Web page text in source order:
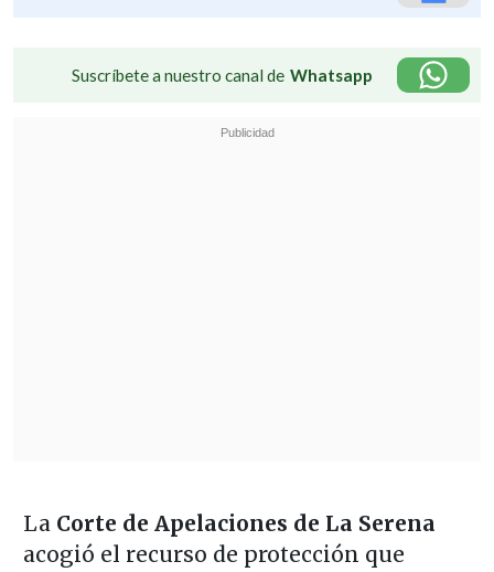
Suscríbete a nuestro canal de Whatsapp
La Corte de Apelaciones de La Serena
acogió el recurso de protección que